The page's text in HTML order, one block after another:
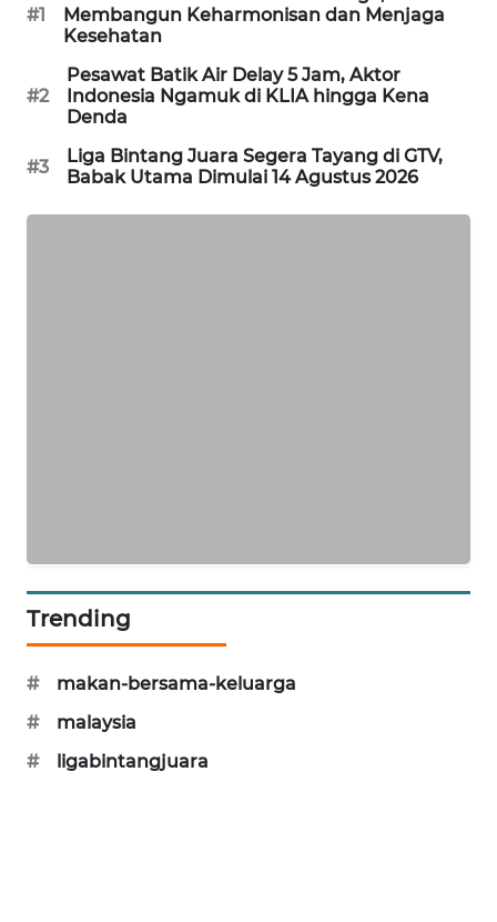
#1
Membangun Keharmonisan dan Menjaga
Kesehatan
#2
Pesawat Batik Air Delay 5 Jam, Aktor
Indonesia Ngamuk di KLIA hingga Kena
Denda
#3
Liga Bintang Juara Segera Tayang di GTV,
Babak Utama Dimulai 14 Agustus 2026
Trending
#
makan-bersama-keluarga
#
malaysia
#
ligabintangjuara
MARTABAT
NET
PLN
WATCH
MKLI
ALPERKLINAS
FORJASIDA
NEWS